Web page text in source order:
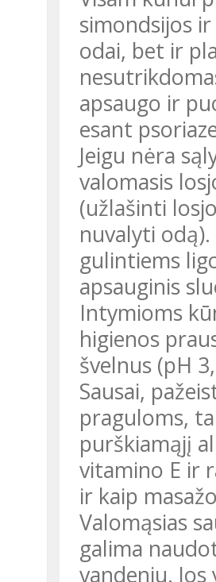
simondsijos
odai, bet ir
apsaugo ir
esant
Jeigu nėra
valomasis
(užlašinti
nuvalyti
gulintiems
apsauginis
Intymioms
higienos
švelnus (pH
Sausai,
praguloms,
purškiamąjį
vitamino E ir
ir kaip
Valomąsias
galima
vandeniu.